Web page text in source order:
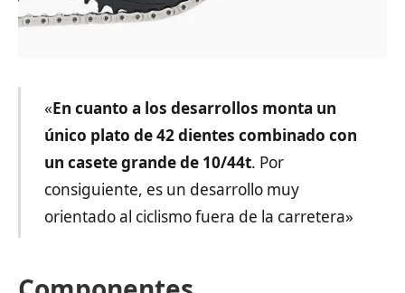
«En cuanto a los desarrollos monta un
único plato de 42 dientes combinado con
un casete grande de 10/44t. Por
consiguiente, es un desarrollo muy
orientado al ciclismo fuera de la carretera»